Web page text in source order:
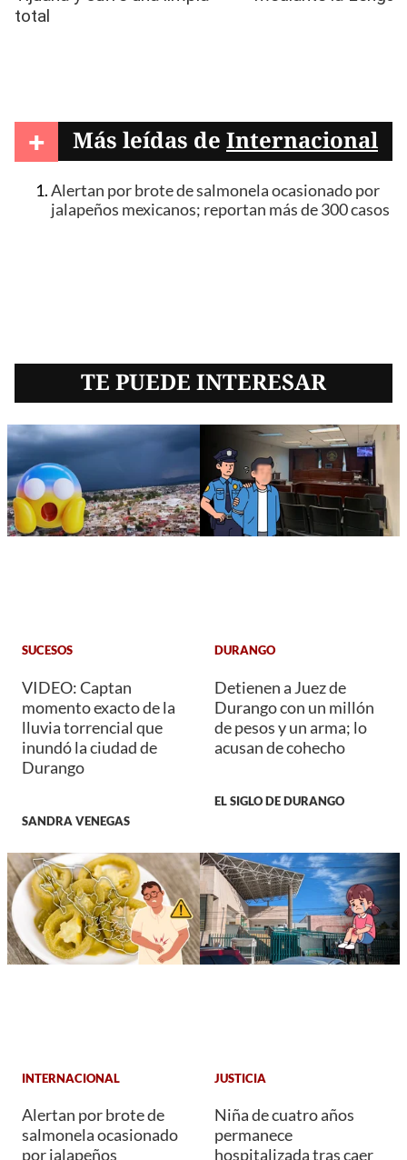
+ Más leídas de Internacional
Alertan por brote de salmonela ocasionado por
jalapeños mexicanos; reportan más de 300 casos
TE PUEDE INTERESAR
SUCESOS
VIDEO: Captan
momento exacto de la
lluvia torrencial que
inundó la ciudad de
Durango
SANDRA VENEGAS
DURANGO
Detienen a Juez de
Durango con un millón
de pesos y un arma; lo
acusan de cohecho
EL SIGLO DE DURANGO
INTERNACIONAL
Alertan por brote de
salmonela ocasionado
por jalapeños
JUSTICIA
Niña de cuatro años
permanece
hospitalizada tras caer